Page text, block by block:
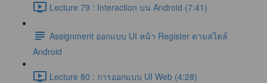
Lecture 79 : Interaction บน Android (7:41)
Assignment ออกแบบ UI หน้า Register ตามสไตล์
Android
Lecture 80 : การออกแบบ UI Web (4:28)